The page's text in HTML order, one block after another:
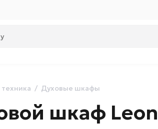
Духовые шкафы
шкаф